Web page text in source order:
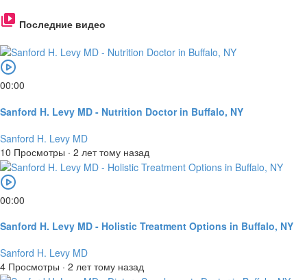
Последние видео
00:00
Sanford H. Levy MD - Nutrition Doctor in Buffalo, NY
Sanford H. Levy MD
10 Просмотры · 2 лет тому назад
00:00
Sanford H. Levy MD - Holistic Treatment Options in Buffalo, NY
Sanford H. Levy MD
4 Просмотры · 2 лет тому назад